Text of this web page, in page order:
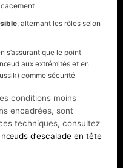
, alternant les rôles selon
s’assurant que le point
aux extrémités et en
comme sécurité
conditions moins
encadrées, sont
techniques, consultez
nœuds d’escalade en tête